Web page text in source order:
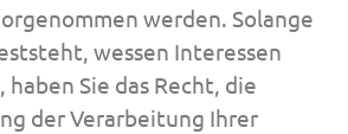
werden. Solange
wessen Interessen
Sie das Recht, die
der Verarbeitung Ihrer